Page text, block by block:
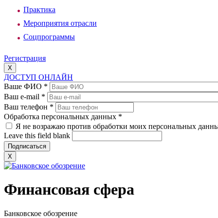
Практика
Мероприятия отрасли
Соцпрограммы
Регистрация
X
ДОСТУП ОНЛАЙН
Ваше ФИО *
Ваш e-mail *
Ваш телефон *
Обработка персональных данных *
Я не возражаю против обработки моих персональных
Leave this field blank
X
Финансовая сфера
Банковское обозрение